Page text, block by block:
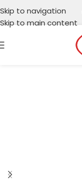
Skip to navigation
Skip to main content